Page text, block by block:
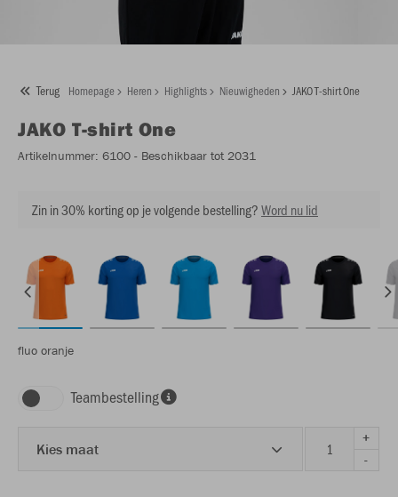
Terug Homepage Heren Highlights Nieuwigheden JAKO T-shirt One
JAKO T-shirt One
Artikelnummer: 6100 - Beschikbaar tot 2031
Zin in 30% korting op je volgende bestelling?Word nu lid
fluo oranje
Teambestelling
Kies maat
+
-